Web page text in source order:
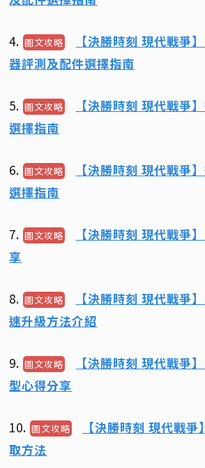
4.圖文攻略
【決勝時刻 現代戰爭
器評測及配件選擇指南
5.圖文攻略
【決勝時刻 現代戰爭
選擇指南
6.圖文攻略
【決勝時刻 現代戰爭
選擇指南
7.圖文攻略
【決勝時刻 現代戰爭
享
8.圖文攻略
【決勝時刻 現代戰爭
速升級方法介紹
9.圖文攻略
【決勝時刻 現代戰爭
型心得分享
10.圖文攻略
【決勝時刻 現代戰
取方法